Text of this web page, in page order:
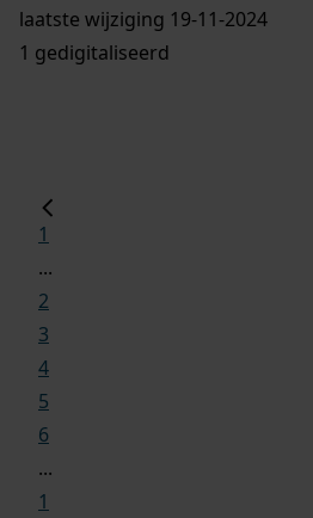
laatste wijziging 19-11-2024
1 gedigitaliseerd
1
...
2
3
4
5
6
...
1